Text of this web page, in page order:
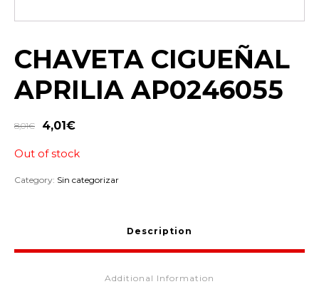
CHAVETA CIGUEÑAL
APRILIA AP0246055
8,01€ 4,01 €
Out of stock
Category: Sin categorizar
Description
Additional Information